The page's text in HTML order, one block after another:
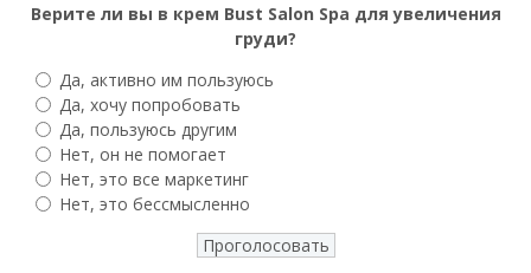
Верите ли вы в крем Bust Salon Spа для увеличения
груди?
Да, активно им пользуюсь
Да, хочу попробовать
Да, пользуюсь другим
Нет, он не помогает
Нет, это все маркетинг
Нет, это бессмысленно